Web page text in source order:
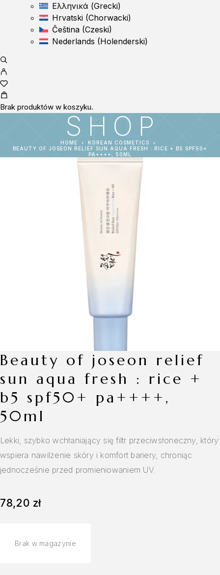
Ελληνικά (Grecki)
Hrvatski (Chorwacki)
Čeština (Czeski)
Nederlands (Holenderski)
Brak produktów w koszyku.
SHOP
HOME
KOREAN COSMETICS
BEAUTY OF JOSEON RELIEF SUN AQUA FRESH : RICE + B5 SPF50+
PA++++, 50ML
beauty of joseon relief
sun aqua fresh : rice +
b5 spf50+ pa++++,
50ml
Lekki, szybko wchłaniający się filtr przeciwsłoneczny, który
wspiera nawilżenie skóry i komfort bariery, chroniąc
jednocześnie przed promieniowaniem UV.
78,20 zł
Brak w magazynie